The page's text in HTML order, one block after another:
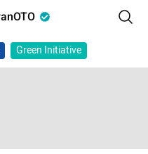
Green Initiative